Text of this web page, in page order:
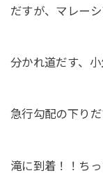
だすが、マレー
分かれ道だす、
急行勾配の下り
滝に到着！！ち